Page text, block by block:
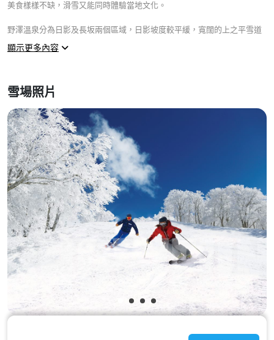
美食樣樣不缺，滑雪又能同時體驗當地文化。
野澤溫泉分為日影及長坂兩個區域，日影坡度較平緩，寬闊的上之平雪道
適合新手練習。位在長坂山頂的的山神雪道，坐纜車約15分鐘就能抵達山
頂，與山腳繁華的溫泉街儼然是兩個不同的世界，毛無山頂360度的景緻令
天際線雪道 (スカイライン / Skyline) 全成約4.5km, 享受從山頂一路下來
請不要過快、接近終點也有陡坡，這是一個難度屬高級的雪道，要特別注
意安全。 上之平雪道 (上ノ平) 長度兩公里，這區海拔高、雪質佳，雪道更
是寬闊平緩，適合初學者練習，也有半管的特技公園，進階玩家也可來挑
戰。從上之平銜接10、21雪道，可以一口氣滑到山腳，整整10km，號稱日
本最長雪道，請備好充足體力來挑戰吧！
挑戰39度城牆 (チャレンジ39°のカベ)，野澤的大魔王，39度的傾斜感有點
難以想像，官網是這麼形容的：「站在這條雪道的起點，是沒有辦法看到
中段喔」想要體會衝向懸崖的快感嗎?
顯示更多內容
雪場照片